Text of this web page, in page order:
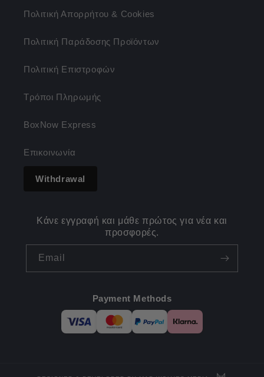
Πολιτική Απορρήτου & Cookies
Πολιτική Παράδοσης Προϊόντων
Πολιτική Επιστροφών
Τρόποι Πληρωμής
BoxNow Express
Επικοινωνία
Withdrawal
Κάνε εγγραφή και μάθε πρώτος για νέα και
προσφορές.
Email
Payment Methods